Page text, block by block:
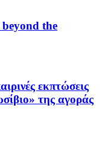
the
εκπτώσεις
της αγοράς